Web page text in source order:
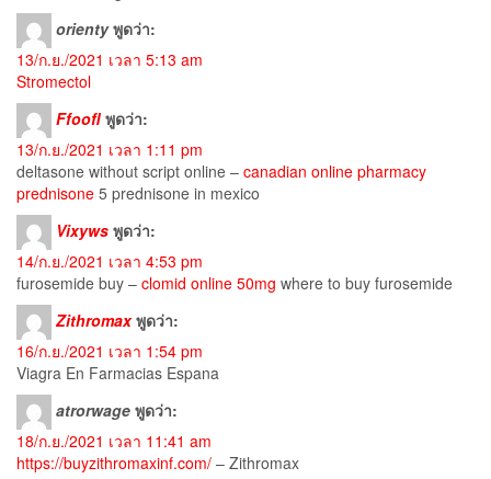
orienty พูดว่า:
13/ก.ย./2021 เวลา 5:13 am
Stromectol
Ffoofl พูดว่า:
13/ก.ย./2021 เวลา 1:11 pm
deltasone without script online – canadian online pharmacy
prednisone 5 prednisone in mexico
Vixyws พูดว่า:
14/ก.ย./2021 เวลา 4:53 pm
furosemide buy – clomid online 50mg where to buy furosemide
Zithromax พูดว่า:
16/ก.ย./2021 เวลา 1:54 pm
Viagra En Farmacias Espana
atrorwage พูดว่า:
18/ก.ย./2021 เวลา 11:41 am
https://buyzithromaxinf.com/ – Zithromax